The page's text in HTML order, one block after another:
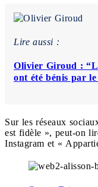
Lire aussi :
Olivier Giroud :
ont été bénis par
Sur les réseaux
est fidèle », peut-on
Instagram et «